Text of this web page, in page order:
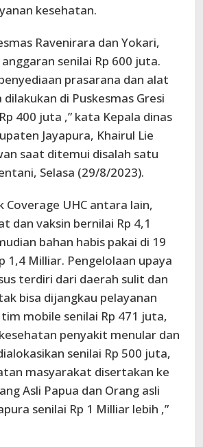
kesehatan.
Ravenirara dan Yokari,
senilai Rp 600 juta.
prasarana dan alat
di Puskesmas Gresi
400 juta ,” kata Kepala dinas
Jayapura, Khairul Lie
saat ditemui disalah satu
Selasa (29/8/2023).
UHC antara lain,
dan vaksin bernilai Rp 4,1
bahan habis pakai di 19
1,4 Milliar. Pengelolaan upaya
terdiri dari daerah sulit dan
bisa dijangkau pelayanan
mobile senilai Rp 471 juta,
penyakit menular dan
senilai Rp 500 juta,
masyarakat disertakan ke
Asli Papua dan Orang asli
senilai Rp 1 Milliar lebih ,”